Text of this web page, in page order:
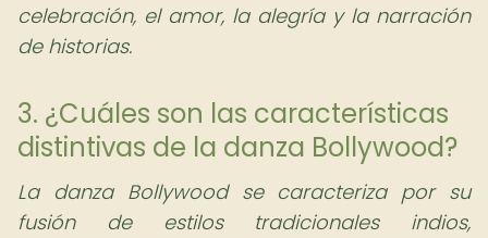
celebración, el amor, la alegría y la narración
de historias.
3. ¿Cuáles son las características
distintivas de la danza Bollywood?
La danza Bollywood se caracteriza por su
fusión de estilos tradicionales indios,